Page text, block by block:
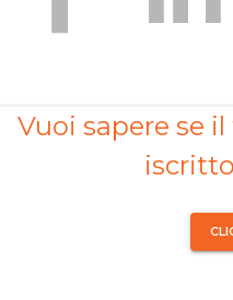
Vuoi sapere se